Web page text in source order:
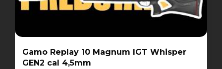
Gamo Replay 10 Magnum IGT Whisper
GEN2 cal 4,5mm